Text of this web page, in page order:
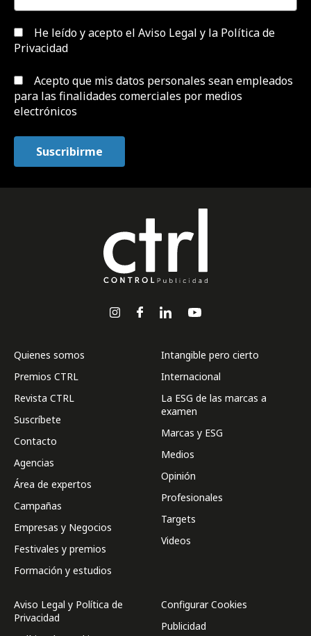
He leído y acepto el Aviso Legal y la Política de
Privacidad
Acepto que mis datos personales sean empleados
para las finalidades comerciales por medios
electrónicos
Quienes somos
Premios CTRL
Revista CTRL
Suscríbete
Contacto
Agencias
Área de expertos
Campañas
Empresas y Negocios
Festivales y premios
Formación y estudios
Intangible pero cierto
Internacional
La ESG de las marcas a
examen
Marcas y ESG
Medios
Opinión
Profesionales
Targets
Videos
Aviso Legal y Política de
Privacidad
Configurar Cookies
Publicidad